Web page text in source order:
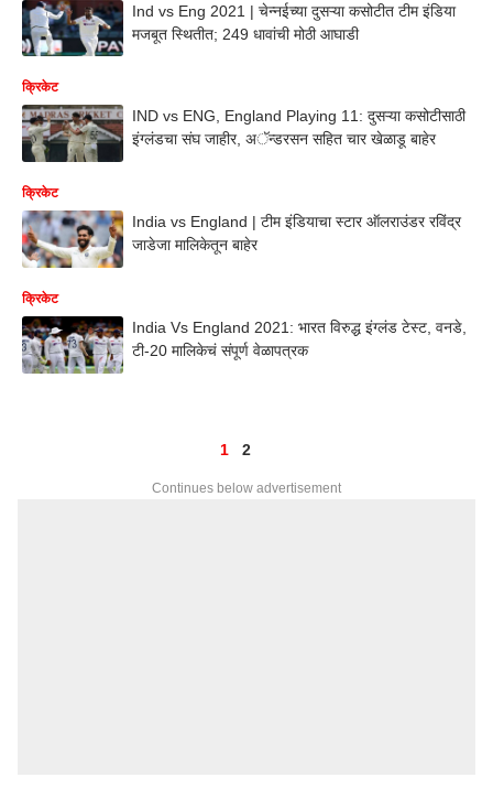
Ind vs Eng 2021 | चेन्नईच्या दुसऱ्या कसोटीत टीम इंडिया
मजबूत स्थितीत; 249 धावांची मोठी आघाडी
क्रिकेट
IND vs ENG, England Playing 11: दुसऱ्या कसोटीसाठी
इंग्लंडचा संघ जाहीर, अॅन्डरसन सहित चार खेळाडू बाहेर
क्रिकेट
India vs England | टीम इंडियाचा स्टार ऑलराउंडर रविंद्र
जाडेजा मालिकेतून बाहेर
क्रिकेट
India Vs England 2021: भारत विरुद्ध इंग्लंड टेस्ट, वनडे,
टी-20 मालिकेचं संपूर्ण वेळापत्रक
1 2
Continues below advertisement